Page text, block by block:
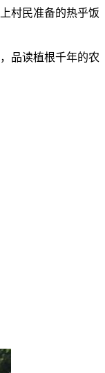
村民准备的热乎饭
品读植根千年的农